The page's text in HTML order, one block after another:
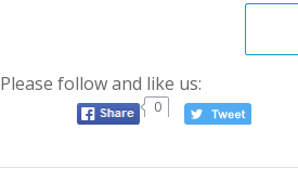
Please follow and like us:
0